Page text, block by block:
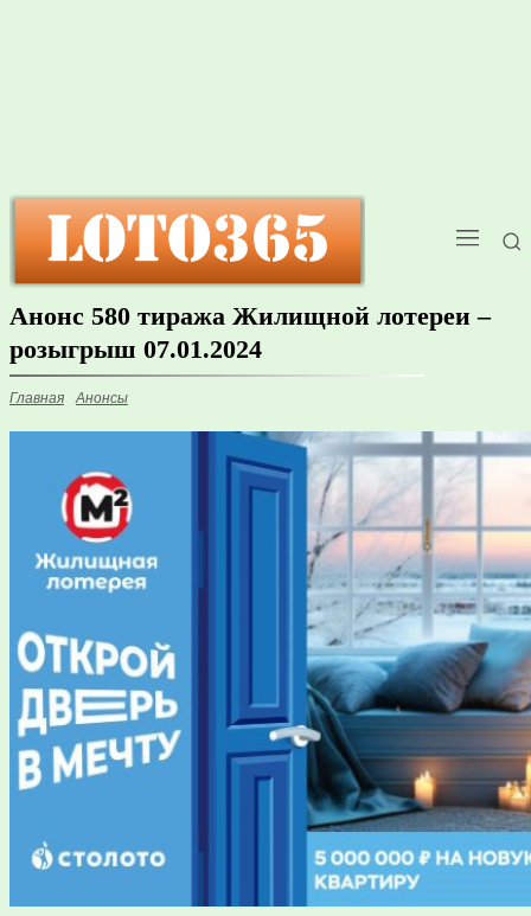
Анонс 580 тиража Жилищной лотереи –
розыгрыш 07.01.2024
Главная Анонсы